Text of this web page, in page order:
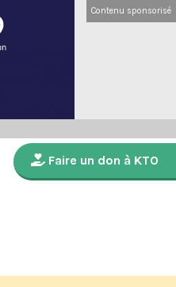
Contenu sponsorisé
Faire un don à KTO